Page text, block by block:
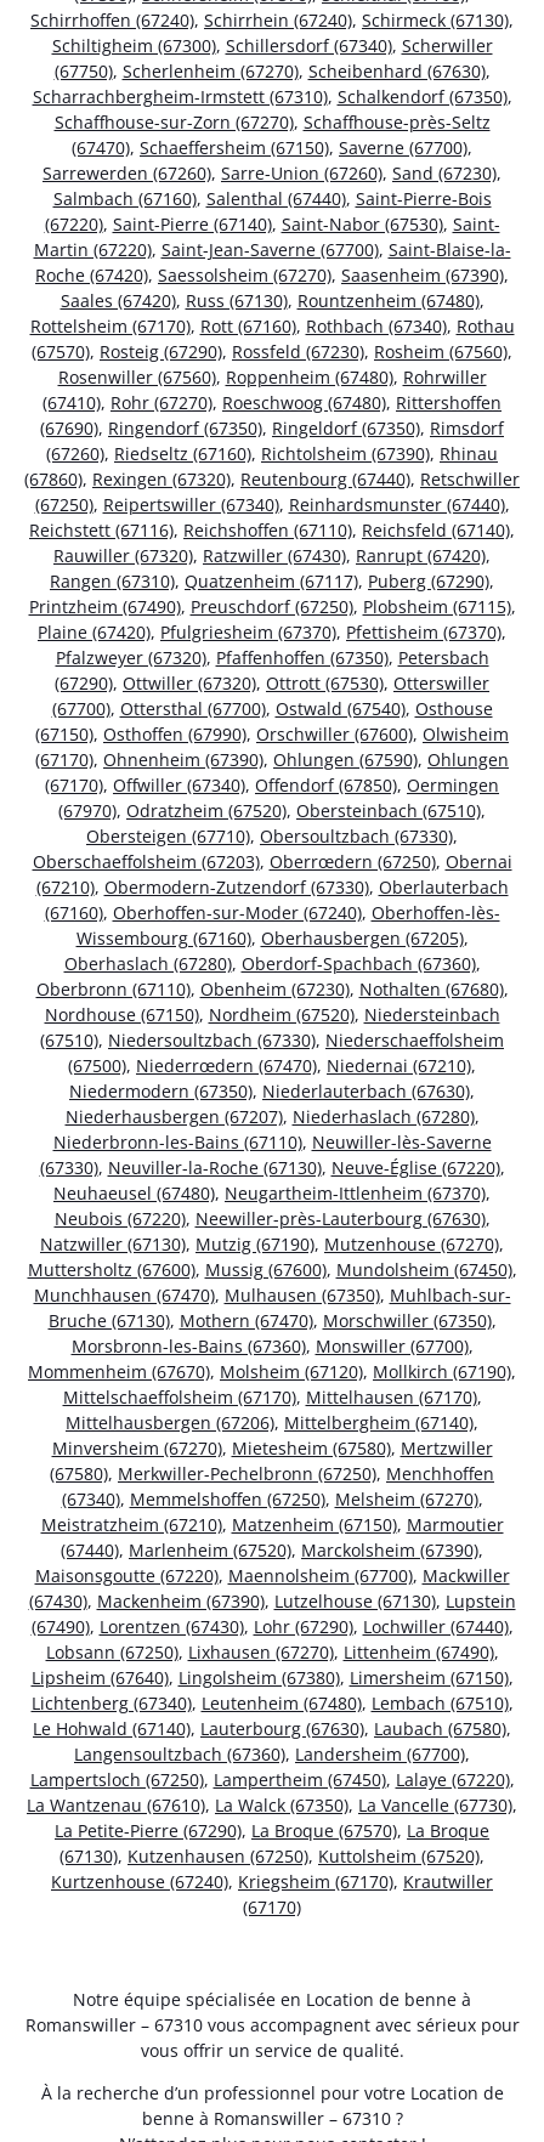
Schirrhoffen (67240), Schirrhein (67240), Schirmeck (67130),
Schiltigheim (67300), Schillersdorf (67340), Scherwiller
(67750), Scherlenheim (67270), Scheibenhard (67630),
Scharrachbergheim-Irmstett (67310), Schalkendorf (67350),
Schaffhouse-sur-Zorn (67270), Schaffhouse-près-Seltz
(67470), Schaeffersheim (67150), Saverne (67700),
Sarrewerden (67260), Sarre-Union (67260), Sand (67230),
Salmbach (67160), Salenthal (67440), Saint-Pierre-Bois
(67220), Saint-Pierre (67140), Saint-Nabor (67530), Saint-
Martin (67220), Saint-Jean-Saverne (67700), Saint-Blaise-la-
Roche (67420), Saessolsheim (67270), Saasenheim (67390),
Saales (67420), Russ (67130), Rountzenheim (67480),
Rottelsheim (67170), Rott (67160), Rothbach (67340), Rothau
(67570), Rosteig (67290), Rossfeld (67230), Rosheim (67560),
Rosenwiller (67560), Roppenheim (67480), Rohrwiller
(67410), Rohr (67270), Roeschwoog (67480), Rittershoffen
(67690), Ringendorf (67350), Ringeldorf (67350), Rimsdorf
(67260), Riedseltz (67160), Richtolsheim (67390), Rhinau
(67860), Rexingen (67320), Reutenbourg (67440), Retschwiller
(67250), Reipertswiller (67340), Reinhardsmunster (67440),
Reichstett (67116), Reichshoffen (67110), Reichsfeld (67140),
Rauwiller (67320), Ratzwiller (67430), Ranrupt (67420),
Rangen (67310), Quatzenheim (67117), Puberg (67290),
Printzheim (67490), Preuschdorf (67250), Plobsheim (67115),
Plaine (67420), Pfulgriesheim (67370), Pfettisheim (67370),
Pfalzweyer (67320), Pfaffenhoffen (67350), Petersbach
(67290), Ottwiller (67320), Ottrott (67530), Otterswiller
(67700), Ottersthal (67700), Ostwald (67540), Osthouse
(67150), Osthoffen (67990), Orschwiller (67600), Olwisheim
(67170), Ohnenheim (67390), Ohlungen (67590), Ohlungen
(67170), Offwiller (67340), Offendorf (67850), Oermingen
(67970), Odratzheim (67520), Obersteinbach (67510),
Obersteigen (67710), Obersoultzbach (67330),
Oberschaeffolsheim (67203), Oberrœdern (67250), Obernai
(67210), Obermodern-Zutzendorf (67330), Oberlauterbach
(67160), Oberhoffen-sur-Moder (67240), Oberhoffen-lès-
Wissembourg (67160), Oberhausbergen (67205),
Oberhaslach (67280), Oberdorf-Spachbach (67360),
Oberbronn (67110), Obenheim (67230), Nothalten (67680),
Nordhouse (67150), Nordheim (67520), Niedersteinbach
(67510), Niedersoultzbach (67330), Niederschaeffolsheim
(67500), Niederrœdern (67470), Niedernai (67210),
Niedermodern (67350), Niederlauterbach (67630),
Niederhausbergen (67207), Niederhaslach (67280),
Niederbronn-les-Bains (67110), Neuwiller-lès-Saverne
(67330), Neuviller-la-Roche (67130), Neuve-Église (67220),
Neuhaeusel (67480), Neugartheim-Ittlenheim (67370),
Neubois (67220), Neewiller-près-Lauterbourg (67630),
Natzwiller (67130), Mutzig (67190), Mutzenhouse (67270),
Muttersholtz (67600), Mussig (67600), Mundolsheim (67450),
Munchhausen (67470), Mulhausen (67350), Muhlbach-sur-
Bruche (67130), Mothern (67470), Morschwiller (67350),
Morsbronn-les-Bains (67360), Monswiller (67700),
Mommenheim (67670), Molsheim (67120), Mollkirch (67190),
Mittelschaeffolsheim (67170), Mittelhausen (67170),
Mittelhausbergen (67206), Mittelbergheim (67140),
Minversheim (67270), Mietesheim (67580), Mertzwiller
(67580), Merkwiller-Pechelbronn (67250), Menchhoffen
(67340), Memmelshoffen (67250), Melsheim (67270),
Meistratzheim (67210), Matzenheim (67150), Marmoutier
(67440), Marlenheim (67520), Marckolsheim (67390),
Maisonsgoutte (67220), Maennolsheim (67700), Mackwiller
(67430), Mackenheim (67390), Lutzelhouse (67130), Lupstein
(67490), Lorentzen (67430), Lohr (67290), Lochwiller (67440),
Lobsann (67250), Lixhausen (67270), Littenheim (67490),
Lipsheim (67640), Lingolsheim (67380), Limersheim (67150),
Lichtenberg (67340), Leutenheim (67480), Lembach (67510),
Le Hohwald (67140), Lauterbourg (67630), Laubach (67580),
Langensoultzbach (67360), Landersheim (67700),
Lampertsloch (67250), Lampertheim (67450), Lalaye (67220),
La Wantzenau (67610), La Walck (67350), La Vancelle (67730),
La Petite-Pierre (67290), La Broque (67570), La Broque
(67130), Kutzenhausen (67250), Kuttolsheim (67520),
Kurtzenhouse (67240), Kriegsheim (67170), Krautwiller
(67170)
Notre équipe spécialisée en Location de benne à
Romanswiller – 67310 vous accompagnent avec sérieux pour
vous offrir un service de qualité.
À la recherche d’un professionnel pour votre Location de
benne à Romanswiller – 67310 ?